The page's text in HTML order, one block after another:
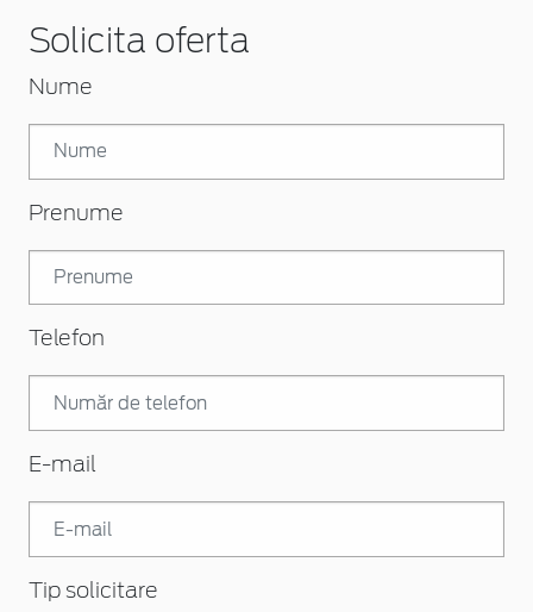
Solicita oferta
Nume
Prenume
Telefon
E-mail
Tip solicitare